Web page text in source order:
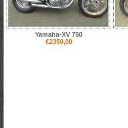
Yamaha-XV 750
€2350,00